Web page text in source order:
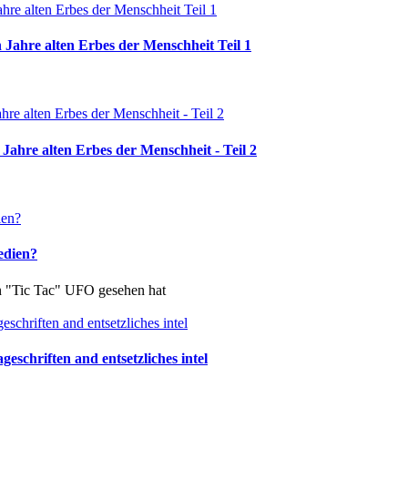
alten Erbes der Menschheit Teil 1
alten Erbes der Menschheit - Teil 2
Tac" UFO gesehen hat
and entsetzliches intel